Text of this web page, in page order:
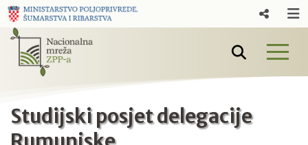
Studijski posjet delegacije